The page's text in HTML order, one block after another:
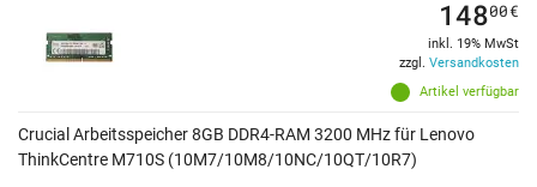
Artikel verfügbar
14800€
inkl. 19% MwSt
zzgl. Versandkosten
Crucial Arbeitsspeicher 8GB DDR4-RAM 3200 MHz für Lenovo
ThinkCentre M710S (10M7/10M8/10NC/10QT/10R7)